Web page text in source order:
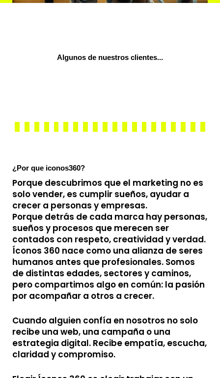
Algunos de nuestros clientes...
¿Por que iconos360?
Porque descubrimos que el marketing no es
solo vender, es cumplir sueños, ayudar a
crecer a personas y empresas.
Porque detrás de cada marca hay personas,
sueños y procesos que merecen ser
contados con respeto, creatividad y verdad.
Íconos 360 nace como una alianza de seres
humanos antes que profesionales. Somos
de distintas edades, sectores y caminos,
pero compartimos algo en común: la pasión
por acompañar a otros a crecer.
Cuando alguien confía en nosotros no solo
recibe una web, una campaña o una
estrategia digital. Recibe empatía, escucha,
claridad y compromiso.